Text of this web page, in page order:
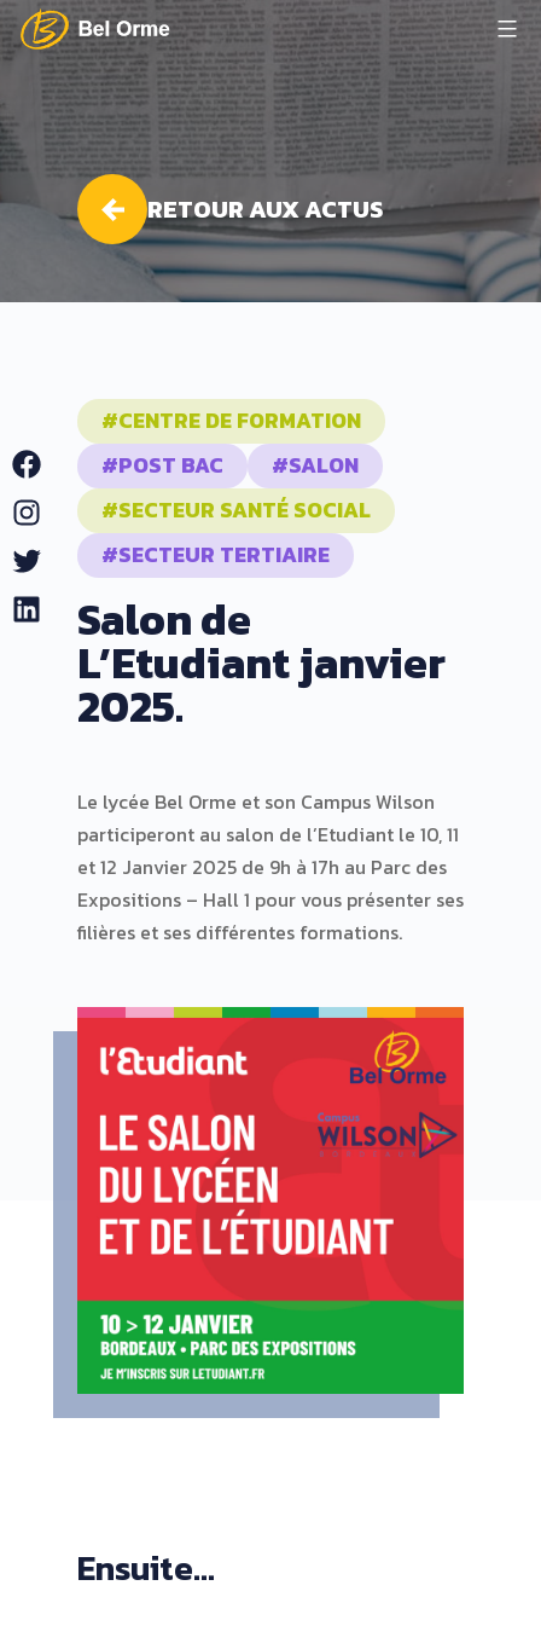
Aller
au
contenu
Lycée
Bel
Orme
RETOUR AUX ACTUS
Facebook
Instagram
Twitter
LinkedIn
#CENTRE DE FORMATION
#POST BAC
#SALON
#SECTEUR SANTÉ SOCIAL
#SECTEUR TERTIAIRE
Salon de
L’Etudiant janvier
2025.
Le lycée Bel Orme et son Campus Wilson
participeront au salon de l’Etudiant le 10, 11
et 12 Janvier 2025 de 9h à 17h au Parc des
Expositions – Hall 1 pour vous présenter ses
filières et ses différentes formations.
Ensuite...